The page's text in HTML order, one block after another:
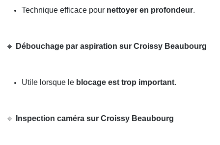
Technique efficace pour nettoyer en profondeur.
🔹 Débouchage par aspiration sur Croissy Beaubourg
Utile lorsque le blocage est trop important.
🔹 Inspection caméra sur Croissy Beaubourg